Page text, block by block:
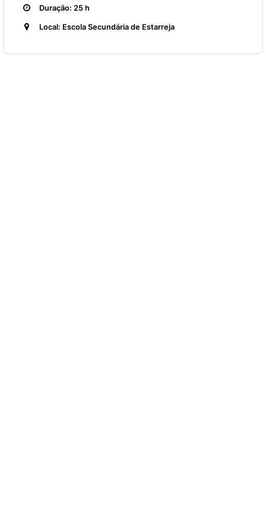
Duração: 25 h
Local: Escola Secundária de Estarreja